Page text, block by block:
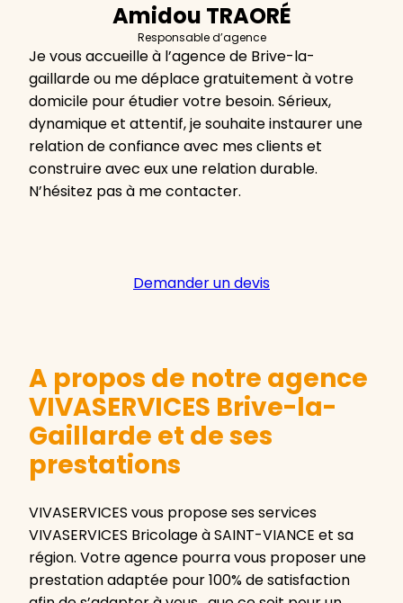
Amidou TRAORÉ
Responsable d’agence
Je vous accueille à l’agence de Brive-la-
gaillarde ou me déplace gratuitement à votre
domicile pour étudier votre besoin. Sérieux,
dynamique et attentif, je souhaite instaurer une
relation de confiance avec mes clients et
construire avec eux une relation durable.
N’hésitez pas à me contacter.
Demander un devis
A propos de notre agence
VIVASERVICES Brive-la-
Gaillarde et de ses
prestations
VIVASERVICES vous propose ses services
VIVASERVICES Bricolage à SAINT-VIANCE et sa
région. Votre agence pourra vous proposer une
prestation adaptée pour 100% de satisfaction